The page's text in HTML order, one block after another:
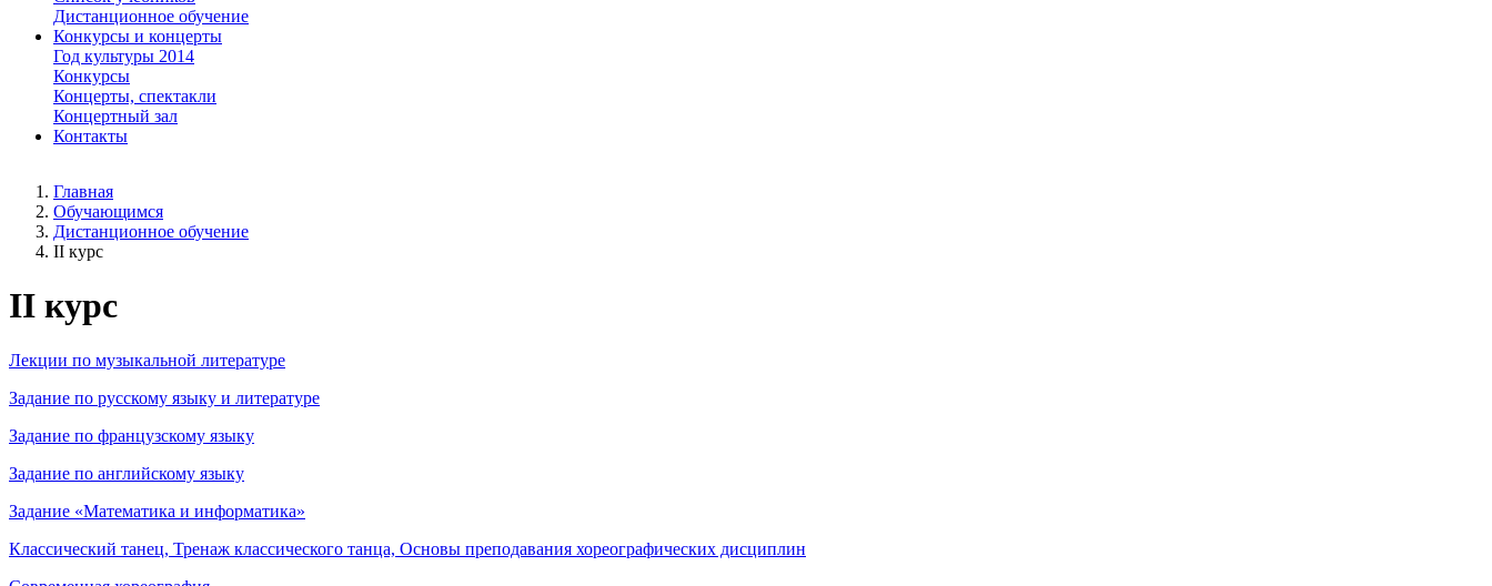
Дистанционное обучение
Конкурсы и концерты
Год культуры 2014
Конкурсы
Концерты, спектакли
Концертный зал
Контакты
Главная
Обучающимся
Дистанционное обучение
II курс
II курс
Лекции по музыкальной литературе
Задание по русскому языку и литературе
Задание по французскому языку
Задание по английскому языку
Задание «Математика и информатика»
Классический танец, Тренаж классического танца, Основы преподавания хореографических дисциплин